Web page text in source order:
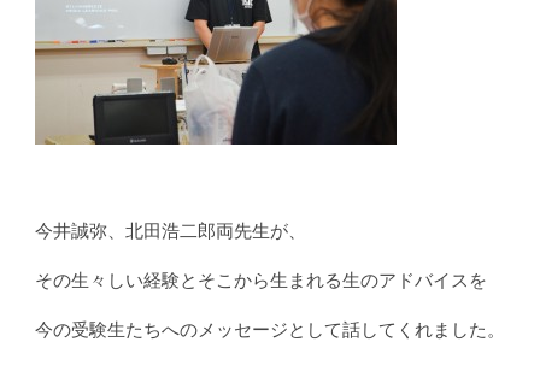
今井誠弥、北田浩二郎両先生が、
その生々しい経験とそこから生まれる生のアドバイスを
今の受験生たちへのメッセージとして話してくれました。